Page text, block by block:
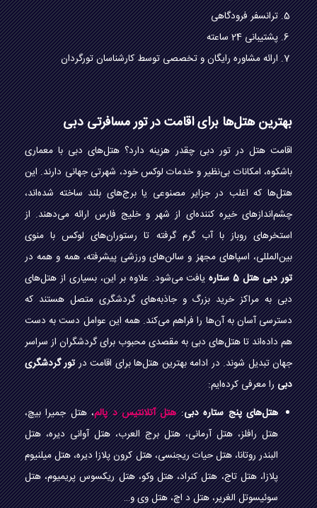
ترانسفر فرودگاهی
پشتیبانی 24 ساعته
ارائه مشاوره رایگان و تخصصی توسط کارشناسان تورگردان
بهترین هتل‌ها برای اقامت در تور مسافرتی دبی
اقامت هتل در تور دبی چقدر هزینه دارد؟ هتل‌های دبی با معماری
باشکوه، امکانات بی‌نظیر و خدمات لوکس خود، شهرتی جهانی دارند. این
هتل‌ها که اغلب در جزایر مصنوعی یا برج‌های بلند ساخته شده‌اند،
چشم‌اندازهای خیره کننده‌ای از شهر و خلیج فارس ارائه می‌دهند. از
استخرهای روباز با آب گرم گرفته تا رستوران‌های لوکس با منوی
بین‌المللی، اسپاهای مجهز و سالن‌های ورزشی پیشرفته، همه و همه در
تور دبی هتل 5 ستاره
یافت می‌شود. علاوه بر این، بسیاری از هتل‌های
دبی به مراکز خرید بزرگ و جاذبه‌های گردشگری متصل هستند که
دسترسی آسان به آن‌ها را فراهم می‌کند. همه این عوامل دست به دست
هم داده‌اند تا هتل‌های دبی به مقصدی محبوب برای گردشگران از سراسر
جهان تبدیل شوند. در ادامه بهترین هتل‌ها برای اقامت درتور گردشگری
دبیرا معرفی کرده‌ایم:
هتل‌های پنج ستاره دبی:هتل آتلانتیس د پالم، هتل جمیرا بیچ،
هتل رافلز، هتل آرمانی، هتل برج العرب، هتل آوانی دیره، هتل
البندر روتانا، هتل حیات ریجنسی، هتل کرون پلازا دیره، هتل میلنیوم
پلازا، هتل تاج، هتل کنراد، هتل وکو، هتل ریکسوس پریمیوم، هتل
سوئیسوتل الغریر، هتل د اچ، هتل وی و…